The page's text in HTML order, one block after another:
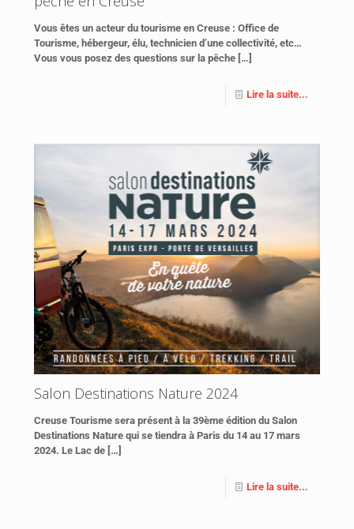
Vous êtes un acteur du tourisme en Creuse : Office de
Tourisme, hébergeur, élu, technicien d’une collectivité, etc…
Vous vous posez des questions sur la pêche […]
Lire la suite...
Salon Destinations Nature 2024
Creuse Tourisme sera présent à la 39ème édition du Salon
Destinations Nature qui se tiendra à Paris du 14 au 17 mars
2024. Le Lac de […]
Lire la suite...